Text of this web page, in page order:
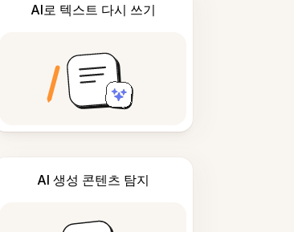
AI로 텍스트 다시 쓰기
AI 생성 콘텐츠 탐지